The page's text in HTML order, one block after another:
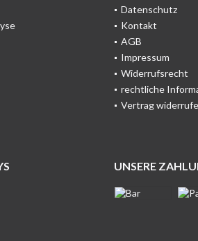
Datenschutz
Kontakt
AGB
Impressum
Widerrufsrecht
rechtliche
Vertrag
UNSERE